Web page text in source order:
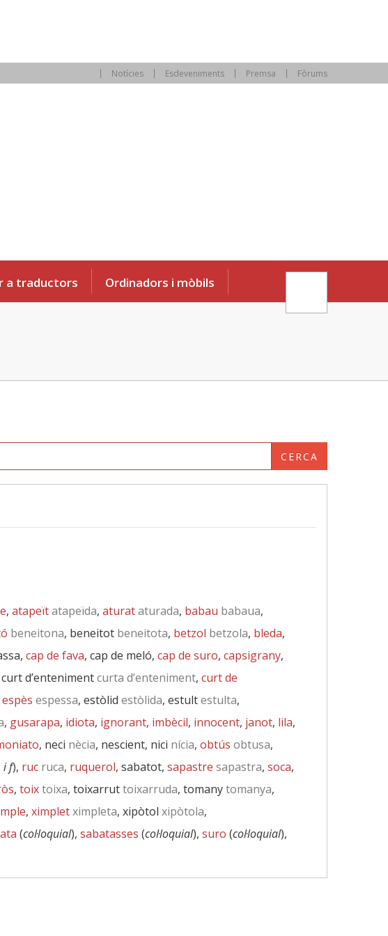
Notícies Esdeveniments Premsa Fòrums
a traductors Ordinadors i mòbils
CERCA
, atapeïtatapeïda, aturataturada, babau babaua,
beneitona, beneitot beneitota, betzol betzola, bleda,
cap de fava, cap de meló, cap de suro, capsigrany,
curt d’entenimentcurta d’enteniment, curt de
espès espessa, estòlid estòlida, estultestulta,
, gusarapa, idiota, ignorant, imbècil, innocent, janot, lila,
, neci nècia, nescient, nici nícia, obtús obtusa,
i f), ruc ruca, ruquerol, sabatot, sapastre sapastra, soca,
, toixtoixa, toixarruttoixarruda, tomanytomanya,
, ximpletximpleta, xipòtol xipòtola,
(col·loquial), sabatasses (col·loquial), suro (col·loquial),